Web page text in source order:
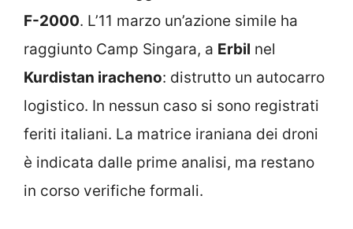
F-2000. L’11 marzo un’azione simile ha
raggiunto Camp Singara, a Erbil nel
Kurdistan iracheno: distrutto un autocarro
logistico. In nessun caso si sono registrati
feriti italiani. La matrice iraniana dei droni
è indicata dalle prime analisi, ma restano
in corso verifiche formali.